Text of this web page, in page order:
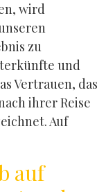
wird
zu
und
Vertrauen, das
ihrer Reise
Auf
auf